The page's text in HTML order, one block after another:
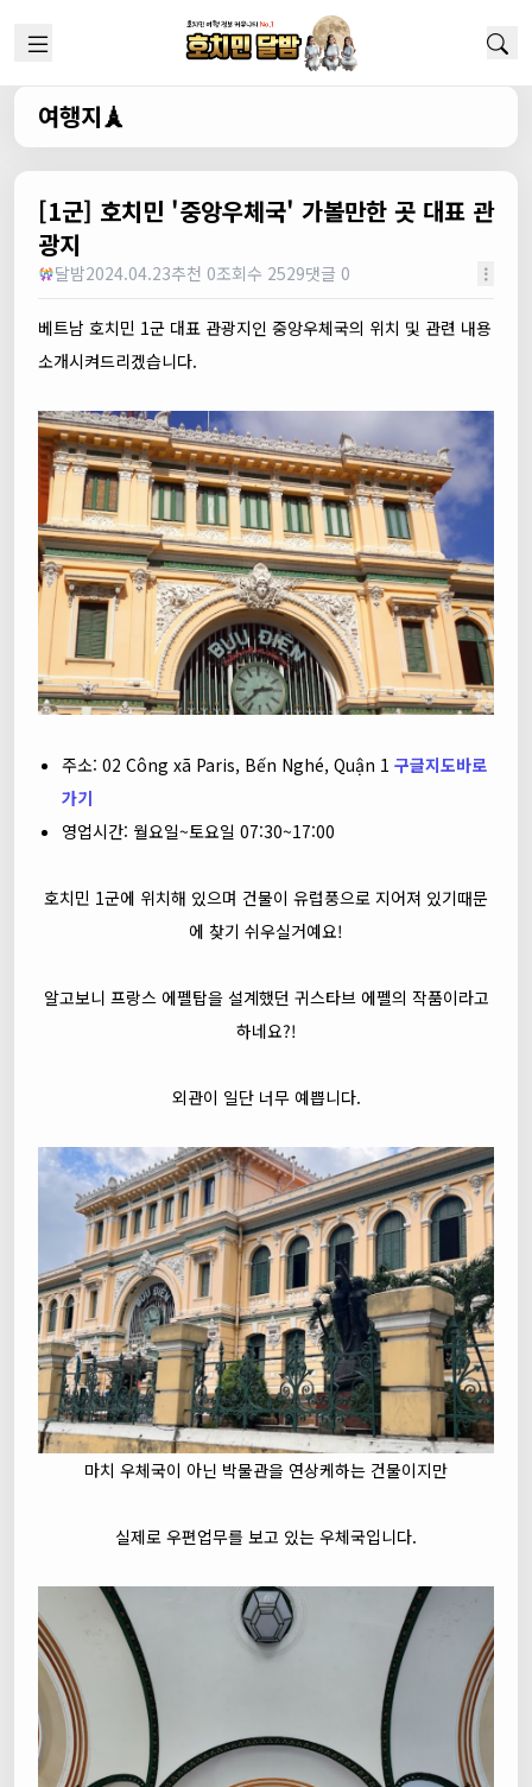
여행지🗼
[1군] 호치민 '중앙우체국' 가볼만한 곳 대표 관
광지
달밤2024.04.23추천 0조회수 2529댓글 0
베트남 호치민 1군 대표 관광지인 중앙우체국의 위치 및 관련 내용
소개시켜드리겠습니다.
주소: 02 Công xã Paris, Bến Nghé, Quận 1 구글지도바로
가기
영업시간: 월요일~토요일 07:30~17:00
호치민 1군에 위치해 있으며 건물이 유럽풍으로 지어져 있기때문
에 찾기 쉬우실거예요!
알고보니 프랑스 에펠탑을 설계했던 귀스타브 에펠의 작품이라고
하네요?!
외관이 일단 너무 예쁩니다.
마치 우체국이 아닌 박물관을 연상케하는 건물이지만
실제로 우편업무를 보고 있는 우체국입니다.